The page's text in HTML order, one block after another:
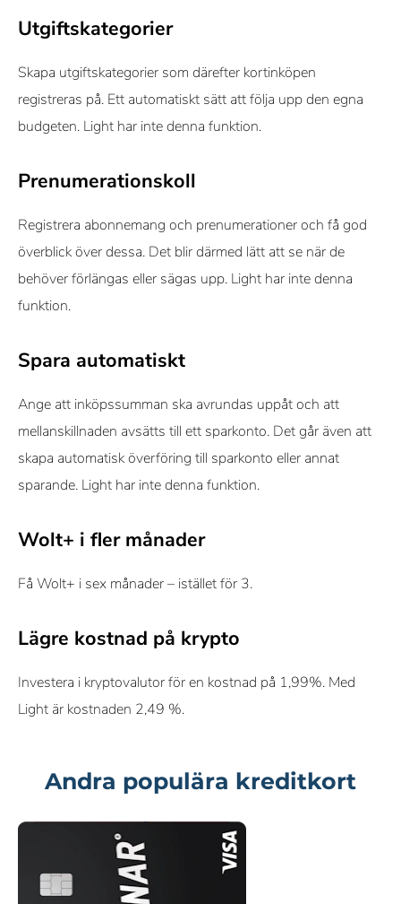
Utgiftskategorier
Skapa utgiftskategorier som därefter kortinköpen
registreras på. Ett automatiskt sätt att följa upp den egna
budgeten. Light har inte denna funktion.
Prenumerationskoll
Registrera abonnemang och prenumerationer och få god
överblick över dessa. Det blir därmed lätt att se när de
behöver förlängas eller sägas upp. Light har inte denna
funktion.
Spara automatiskt
Ange att inköpssumman ska avrundas uppåt och att
mellanskillnaden avsätts till ett sparkonto. Det går även att
skapa automatisk överföring till sparkonto eller annat
sparande. Light har inte denna funktion.
Wolt+ i fler månader
Få Wolt+ i sex månader – istället för 3.
Lägre kostnad på krypto
Investera i kryptovalutor för en kostnad på 1,99%. Med
Light är kostnaden 2,49 %.
Andra populära kreditkort